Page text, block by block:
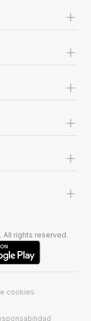
+
+
+
+
+
+
All rights reserved.
cookies